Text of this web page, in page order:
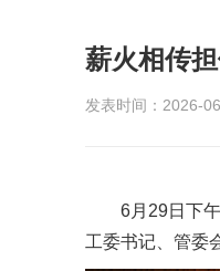
薪火相传
发表时间：2026-
6月29日下
工委书记、管委